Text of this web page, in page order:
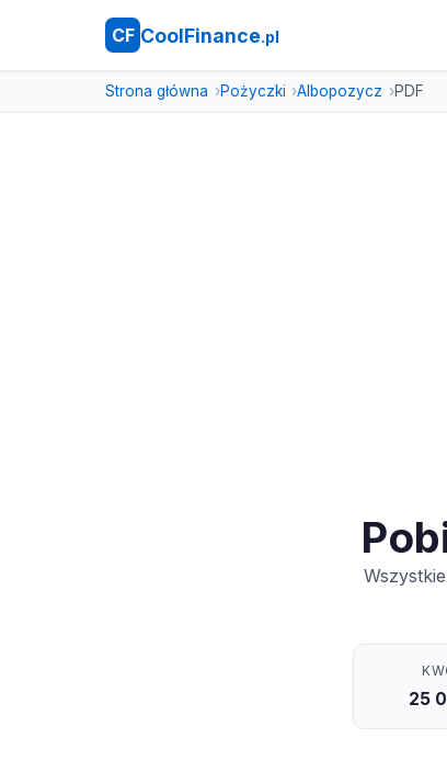
CF CoolFinance.pl
Strona główna Pożyczki Albopozycz PDF
25